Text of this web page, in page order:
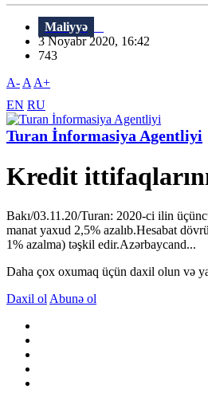
Maliyyə
3 Noyabr 2020, 16:42
743
A- A A+
EN RU
Turan İnformasiya Agentliyi
Kredit
Bakı/03.11.20/Turan: 2020-ci ilin
manat yaxud 2,5% azalıb.Hesabat
1% azalma) təşkil edir.Azərbaycand...
Daha çox oxumaq üçün daxil olun və
Daxil ol Abunə ol